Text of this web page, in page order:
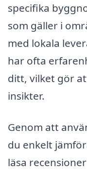
specifika
som gäller i
med lokala
har ofta
ditt, vilket gör
insikter.
Genom att
du enkelt
läsa